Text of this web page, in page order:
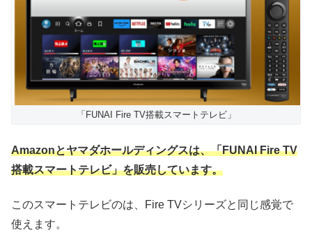
「FUNAI Fire TV搭載スマートテレビ」
Amazonとヤマダホールディングスは、「FUNAI Fire TV
搭載スマートテレビ」を販売しています。
このスマートテレビのは、
Fire TVシリーズと同じ感覚で
使えます。